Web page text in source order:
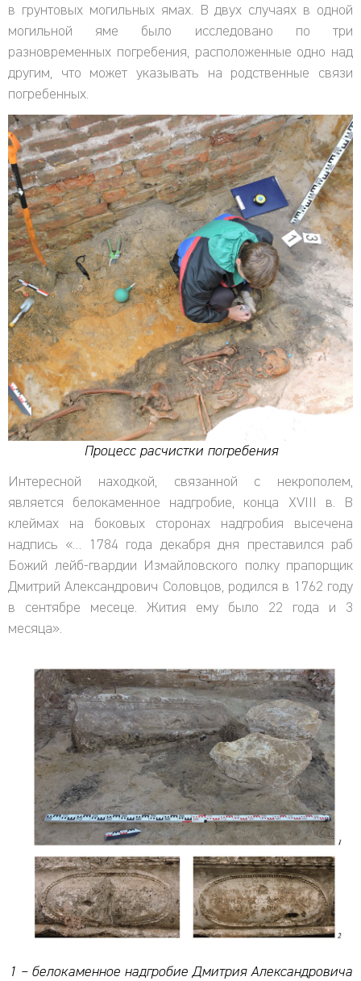
в грунтовых могильных ямах. В двух случаях в одной
могильной яме было исследовано по три
разновременных погребения, расположенные одно над
другим, что может указывать на родственные связи
погребенных.
Процесс расчистки погребения
Интересной находкой, связанной с некрополем,
является белокаменное надгробие, конца XVIII в. В
клеймах на боковых сторонах надгробия высечена
надпись «… 1784 года декабря дня преставился раб
Божий лейб-гвардии Измайловского полку прапорщик
Дмитрий Александрович Соловцов, родился в 1762 году
в сентябре месеце. Жития ему было 22 года и 3
месяца».
1 – белокаменное надгробие Дмитрия Александровича